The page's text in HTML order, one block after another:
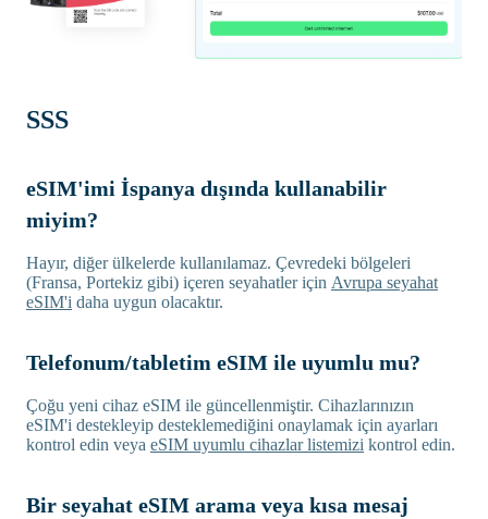
SSS
eSIM'imi İspanya dışında kullanabilir
miyim?
Hayır, diğer ülkelerde kullanılamaz. Çevredeki bölgeleri
(Fransa, Portekiz gibi) içeren seyahatler için Avrupa seyahat
eSIM'i daha uygun olacaktır.
Telefonum/tabletim eSIM ile uyumlu mu?
Çoğu yeni cihaz eSIM ile güncellenmiştir. Cihazlarınızın
eSIM'i destekleyip desteklemediğini onaylamak için ayarları
kontrol edin veya eSIM uyumlu cihazlar listemizi kontrol edin.
Bir seyahat eSIM arama veya kısa mesaj